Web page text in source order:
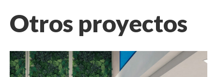
Otros proyectos